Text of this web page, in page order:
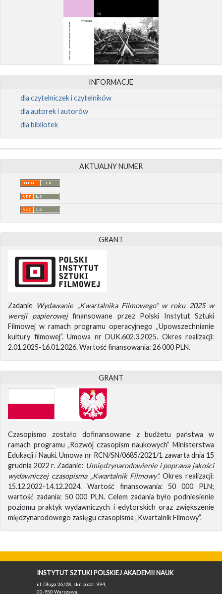
INFORMACJE
dla czytelniczek i czytelników
dla autorek i autorów
dla bibliotek
AKTUALNY NUMER
GRANT
Zadanie Wydawanie „Kwartalnika Filmowego” w roku 2025 w
wersji papierowejfinansowane przez Polski Instytut Sztuki
Filmowej w ramach programu operacyjnego „Upowszechnianie
kultury filmowej”. Umowa nr DUK.602.3.2025. Okres realizacji:
2.01.2025-16.01.2026. Wartość finansowania: 26 000 PLN.
GRANT
Czasopismo zostało dofinansowane z budżetu państwa w
ramach programu „Rozwój czasopism naukowych” Ministerstwa
Edukacji i Nauki. Umowa nr RCN/SN/0685/2021/1 zawarta dnia 15
grudnia 2022 r. Zadanie: Umiędzynarodowienie i poprawa jakości
wydawniczej czasopisma „Kwartalnik Filmowy”.Okres realizacji:
15.12.2022-14.12.2024. Wartość finansowania: 50 000 PLN;
wartość zadania: 50 000 PLN. Celem zadania było podniesienie
poziomu praktyk wydawniczych i edytorskich oraz zwiększenie
międzynarodowego zasięgu czasopisma „Kwartalnik Filmowy”.
INSTYTUT SZTUKI POLSKIEJ AKADEMII NAUK
ul. Długa 26/28, skr. poczt. 994,
00-950 Warszawa,